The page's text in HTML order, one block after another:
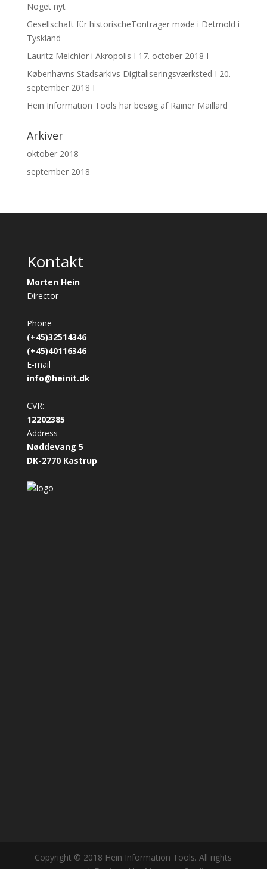
Noget nyt
Gesellschaft für historischeTonträger møde i Detmold i
Tyskland
Lauritz Melchior i Akropolis I 17. october 2018 I
Københavns Stadsarkivs Digitaliseringsværksted I 20.
september 2018 I
Hein Information Tools har besøg af Rainer Maillard
Arkiver
oktober 2018
september 2018
Kontakt
Morten Hein
Director
Phone
(+45)32514346
(+45)40116346
E-mail
info@heinit.dk
CVR:
12202385
Address
Nøddevang 5
DK-2770 Kastrup
Copyright © 2018 Hein Information Tools. All rights